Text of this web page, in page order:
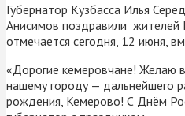
Губернатор Кузбасса Илья
Анисимов поздравили
отмечается сегодня, 12 июня,
«Дорогие кемеровчане! Желаю
нашему городу — дальнейшего
рождения, Кемерово! С Днём